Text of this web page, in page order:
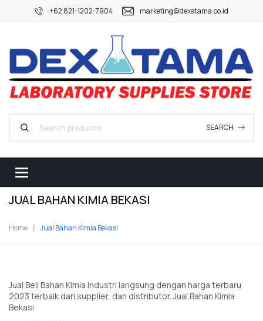
+62 821-1202-7904 marketing@dexatama.co.id
SEARCH
JUAL BAHAN KIMIA BEKASI
Home Jual Bahan Kimia Bekasi
Jual Beli Bahan Kimia Industri langsung dengan harga terbaru
2023 terbaik dari supplier, dan distributor. Jual Bahan Kimia
Bekasi